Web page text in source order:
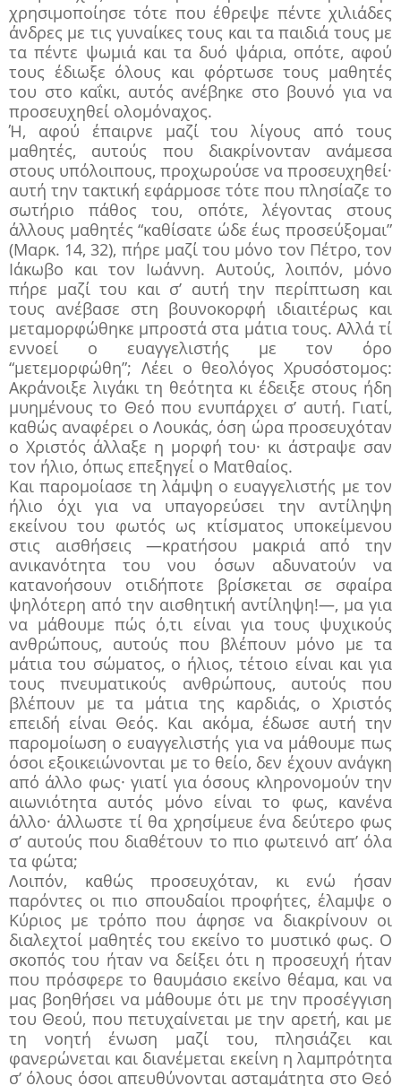
χρησιμοποίησε τότε που έθρεψε πέντε χιλιάδες
άνδρες με τις γυναίκες τους και τα παιδιά τους με
τα πέντε ψωμιά και τα δυό ψάρια, οπότε, αφού
τους έδιωξε όλους και φόρτωσε τους μαθητές
του στο καΐκι, αυτός ανέβηκε στο βουνό για να
προσευχηθεί ολομόναχος.
Ή, αφού έπαιρνε μαζί του λίγους από τους
μαθητές, αυτούς που διακρίνονταν ανάμεσα
στους υπόλοιπους, προχωρούσε να προσευχηθεί·
αυτή την τακτική εφάρμοσε τότε που πλησίαζε το
σωτήριο πάθος του, οπότε, λέγοντας στους
άλλους μαθητές “καθίσατε ώδε έως προσεύξομαι”
(Μαρκ. 14, 32), πήρε μαζί του μόνο τον Πέτρο, τον
Ιάκωβο και τον Ιωάννη. Αυτούς, λοιπόν, μόνο
πήρε μαζί του και σ’ αυτή την περίπτωση και
τους ανέβασε στη βουνοκορφή ιδιαιτέρως και
μεταμορφώθηκε μπροστά στα μάτια τους. Αλλά τί
εννοεί ο ευαγγελιστής με τον όρο
“μετεμορφώθη”; Λέει ο θεολόγος Χρυσόστομος:
Ακράνοιξε λιγάκι τη θεότητα κι έδειξε στους ήδη
μυημένους το Θεό που ενυπάρχει σ’ αυτή. Γιατί,
καθώς αναφέρει ο Λουκάς, όση ώρα προσευχόταν
ο Χριστός άλλαξε η μορφή του· κι άστραψε σαν
τον ήλιο, όπως επεξηγεί ο Ματθαίος.
Και παρομοίασε τη λάμψη ο ευαγγελιστής με τον
ήλιο όχι για να υπαγορεύσει την αντίληψη
εκείνου του φωτός ως κτίσματος υποκείμενου
στις αισθήσεις —κρατήσου μακριά από την
ανικανότητα του νου όσων αδυνατούν να
κατανοήσουν οτιδήποτε βρίσκεται σε σφαίρα
ψηλότερη από την αισθητική αντίληψη!—, μα για
να μάθουμε πώς ό,τι είναι για τους ψυχικούς
ανθρώπους, αυτούς που βλέπουν μόνο με τα
μάτια του σώματος, ο ήλιος, τέτοιο είναι και για
τους πνευματικούς ανθρώπους, αυτούς που
βλέπουν με τα μάτια της καρδιάς, ο Χριστός
επειδή είναι Θεός. Και ακόμα, έδωσε αυτή την
παρομοίωση ο ευαγγελιστής για να μάθουμε πως
όσοι εξοικειώνονται με το θείο, δεν έχουν ανάγκη
από άλλο φως· γιατί για όσους κληρονομούν την
αιωνιότητα αυτός μόνο είναι το φως, κανένα
άλλο· άλλωστε τί θα χρησίμευε ένα δεύτερο φως
σ’ αυτούς που διαθέτουν το πιο φωτεινό απ’ όλα
τα φώτα;
Λοιπόν, καθώς προσευχόταν, κι ενώ ήσαν
παρόντες οι πιο σπουδαίοι προφήτες, έλαμψε ο
Κύριος με τρόπο που άφησε να διακρίνουν οι
διαλεχτοί μαθητές του εκείνο το μυστικό φως. Ο
σκοπός του ήταν να δείξει ότι η προσευχή ήταν
που πρόσφερε το θαυμάσιο εκείνο θέαμα, και να
μας βοηθήσει να μάθουμε ότι με την προσέγγιση
του Θεού, που πετυχαίνεται με την αρετή, και με
τη νοητή ένωση μαζί του, πλησιάζει και
φανερώνεται και διανέμεται εκείνη η λαμπρότητα
σ’ όλους όσοι απευθύνονται ασταμάτητα στο Θεό